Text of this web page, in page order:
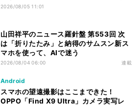
2026/08/05 11:01
山田祥平のニュース羅針盤 第553回 次
は「折りたたみ」と納得のサムスン新ス
マホを使って、AIで迷う
2026/08/04 06:00 連載
Android
スマホの望遠撮影はここまできた！
OPPO「Find X9 Ultra」カメラ実写レ